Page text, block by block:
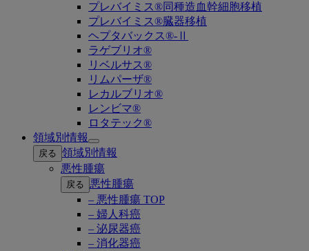
プレバイミス®同種造血幹細胞移植
プレバイミス®臓器移植
ヘプタバックス®-Ⅱ
ラゲブリオ®
リベルサス®
リムパーザ®
レカルブリオ®
レンビマ®
ロタテック®
領域別情報
Open
submenu
戻る 領域別情報
悪性腫瘍
戻る
悪性腫瘍
– 悪性腫瘍 TOP
– 婦人科癌
– 泌尿器癌
– 消化器癌